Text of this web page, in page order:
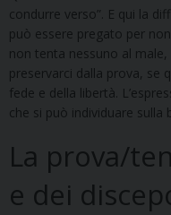
condurre verso”. E qui la
può essere pregato per
non tenta nessuno al
preservarci dalla prova, se
fede e della libertà.
che si può individuare sulla
La prova/
e dei